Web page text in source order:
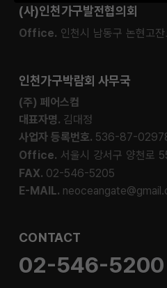
(사)인천가구발전협의회
Office. 인천시 남동구 논현고
인천가구박람회 사무국
(주) 페어스컴
대표자명. 김대정
사업자 등록번호. 536-87-
Office. 서울시 강서구 양천로
FAX. 02-546-5205
E-MAIL.
CONTACT
02-546-5200